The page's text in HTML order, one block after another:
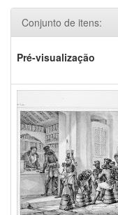
Conjunto de itens:
Pré-visualização